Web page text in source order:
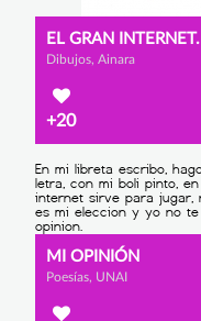
EL GRAN INTERNET.
Dibujos, Ainara
+20
MI OPINIÓN
Poesías, UNAI